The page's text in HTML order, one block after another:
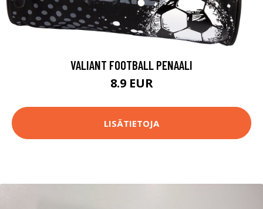
VALIANT FOOTBALL PENAALI
8.9 EUR
LISÄTIETOJA